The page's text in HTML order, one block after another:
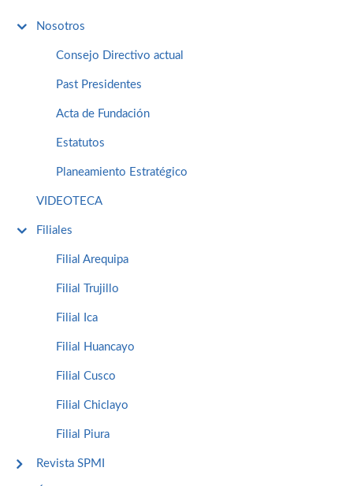
Nosotros
Consejo Directivo actual
Past Presidentes
Acta de Fundación
Estatutos
Planeamiento Estratégico
VIDEOTECA
Filiales
Filial Arequipa
Filial Trujillo
Filial Ica
Filial Huancayo
Filial Cusco
Filial Chiclayo
Filial Piura
Revista SPMI